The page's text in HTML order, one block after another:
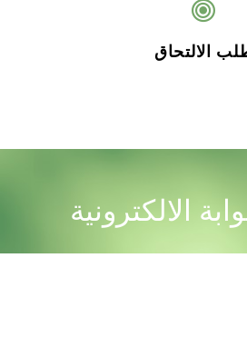
الالتحاق
الالكترونية